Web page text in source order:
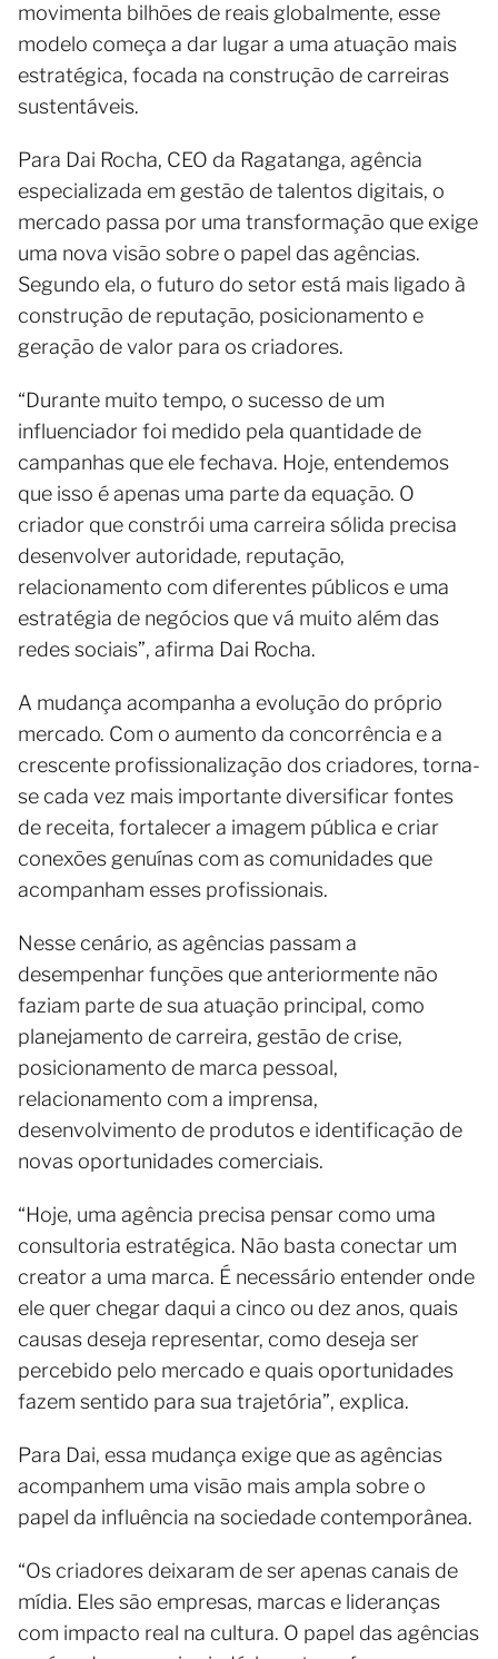
movimenta bilhões de reais globalmente, esse
modelo começa a dar lugar a uma atuação mais
estratégica, focada na construção de carreiras
sustentáveis.
Para Dai Rocha, CEO da Ragatanga, agência
especializada em gestão de talentos digitais, o
mercado passa por uma transformação que exige
uma nova visão sobre o papel das agências.
Segundo ela, o futuro do setor está mais ligado à
construção de reputação, posicionamento e
geração de valor para os criadores.
“Durante muito tempo, o sucesso de um
influenciador foi medido pela quantidade de
campanhas que ele fechava. Hoje, entendemos
que isso é apenas uma parte da equação. O
criador que constrói uma carreira sólida precisa
desenvolver autoridade, reputação,
relacionamento com diferentes públicos e uma
estratégia de negócios que vá muito além das
redes sociais”, afirma Dai Rocha.
A mudança acompanha a evolução do próprio
mercado. Com o aumento da concorrência e a
crescente profissionalização dos criadores, torna-
se cada vez mais importante diversificar fontes
de receita, fortalecer a imagem pública e criar
conexões genuínas com as comunidades que
acompanham esses profissionais.
Nesse cenário, as agências passam a
desempenhar funções que anteriormente não
faziam parte de sua atuação principal, como
planejamento de carreira, gestão de crise,
posicionamento de marca pessoal,
relacionamento com a imprensa,
desenvolvimento de produtos e identificação de
novas oportunidades comerciais.
“Hoje, uma agência precisa pensar como uma
consultoria estratégica. Não basta conectar um
creator a uma marca. É necessário entender onde
ele quer chegar daqui a cinco ou dez anos, quais
causas deseja representar, como deseja ser
percebido pelo mercado e quais oportunidades
fazem sentido para sua trajetória”, explica.
Para Dai, essa mudança exige que as agências
acompanhem uma visão mais ampla sobre o
papel da influência na sociedade contemporânea.
“Os criadores deixaram de ser apenas canais de
mídia. Eles são empresas, marcas e lideranças
com impacto real na cultura. O papel das agências